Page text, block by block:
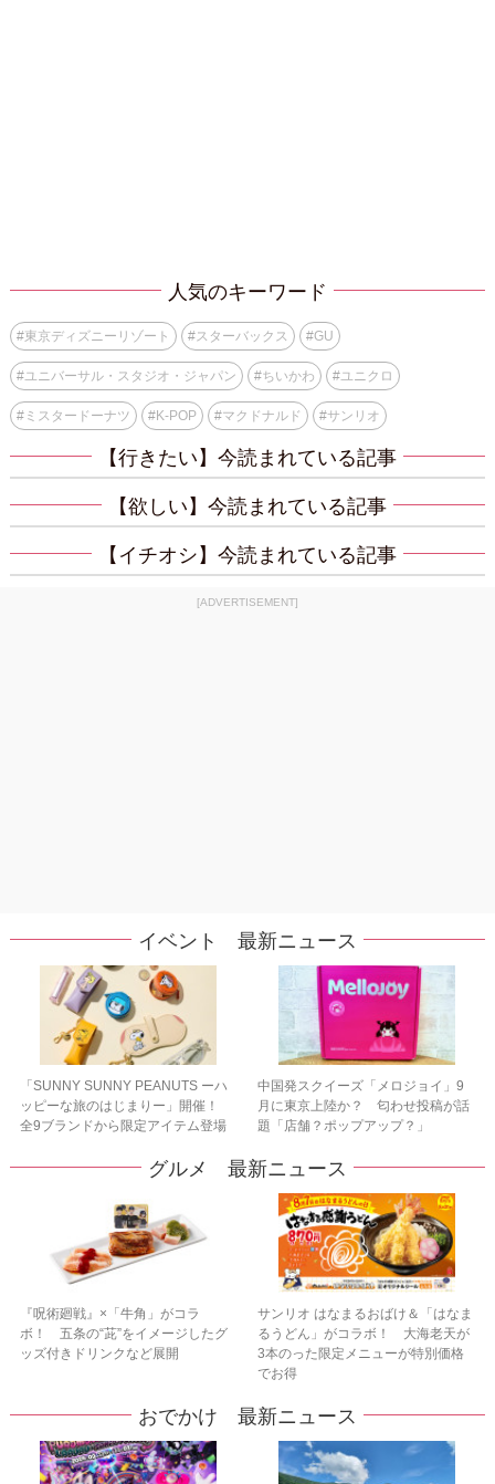
人気のキーワード
#東京ディズニーリゾート #スターバックス #GU
#ユニバーサル・スタジオ・ジャパン #ちいかわ #ユニクロ
#ミスタードーナツ #K-POP #マクドナルド #サンリオ
【行きたい】今読まれている記事
【欲しい】今読まれている記事
【イチオシ】今読まれている記事
[ADVERTISEMENT]
イベント 最新ニュース
「SUNNY SUNNY PEANUTS ーハ
ッピーな旅のはじまりー」開催！
全9ブランドから限定アイテム登場
中国発スクイーズ「メロジョイ」9
月に東京上陸か？ 匂わせ投稿が話
題「店舗？ポップアップ？」
グルメ 最新ニュース
『呪術廻戦』×「牛角」がコラ
ボ！ 五条の“茈”をイメージしたグ
ッズ付きドリンクなど展開
サンリオ はなまるおばけ＆「はなま
るうどん」がコラボ！ 大海老天が
3本のった限定メニューが特別価格
でお得
おでかけ 最新ニュース